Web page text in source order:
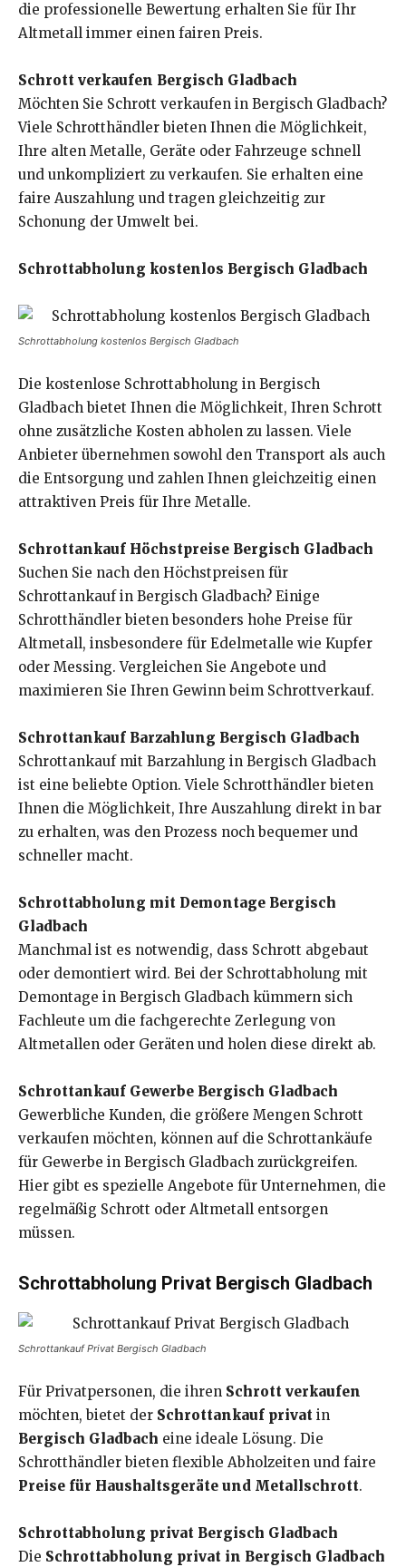
die professionelle Bewertung erhalten Sie für Ihr
Altmetall immer einen fairen Preis.
Schrott verkaufen Bergisch Gladbach
Möchten Sie Schrott verkaufen in Bergisch Gladbach?
Viele Schrotthändler bieten Ihnen die Möglichkeit,
Ihre alten Metalle, Geräte oder Fahrzeuge schnell
und unkompliziert zu verkaufen. Sie erhalten eine
faire Auszahlung und tragen gleichzeitig zur
Schonung der Umwelt bei.
Schrottabholung kostenlos Bergisch Gladbach
Schrottabholung kostenlos Bergisch Gladbach
Die kostenlose Schrottabholung in Bergisch
Gladbach bietet Ihnen die Möglichkeit, Ihren Schrott
ohne zusätzliche Kosten abholen zu lassen. Viele
Anbieter übernehmen sowohl den Transport als auch
die Entsorgung und zahlen Ihnen gleichzeitig einen
attraktiven Preis für Ihre Metalle.
Schrottankauf Höchstpreise Bergisch Gladbach
Suchen Sie nach den Höchstpreisen für
Schrottankauf in Bergisch Gladbach? Einige
Schrotthändler bieten besonders hohe Preise für
Altmetall, insbesondere für Edelmetalle wie Kupfer
oder Messing. Vergleichen Sie Angebote und
maximieren Sie Ihren Gewinn beim Schrottverkauf.
Schrottankauf Barzahlung Bergisch Gladbach
Schrottankauf mit Barzahlung in Bergisch Gladbach
ist eine beliebte Option. Viele Schrotthändler bieten
Ihnen die Möglichkeit, Ihre Auszahlung direkt in bar
zu erhalten, was den Prozess noch bequemer und
schneller macht.
Schrottabholung mit Demontage Bergisch
Gladbach
Manchmal ist es notwendig, dass Schrott abgebaut
oder demontiert wird. Bei der Schrottabholung mit
Demontage in Bergisch Gladbach kümmern sich
Fachleute um die fachgerechte Zerlegung von
Altmetallen oder Geräten und holen diese direkt ab.
Schrottankauf Gewerbe Bergisch Gladbach
Gewerbliche Kunden, die größere Mengen Schrott
verkaufen möchten, können auf die Schrottankäufe
für Gewerbe in Bergisch Gladbach zurückgreifen.
Hier gibt es spezielle Angebote für Unternehmen, die
regelmäßig Schrott oder Altmetall entsorgen
müssen.
Schrottabholung Privat Bergisch Gladbach
Schrottankauf Privat Bergisch Gladbach
Für Privatpersonen, die ihren Schrott verkaufen
möchten, bietet der Schrottankauf privat in
Bergisch Gladbach eine ideale Lösung. Die
Schrotthändler bieten flexible Abholzeiten und faire
Preise für Haushaltsgeräte und Metallschrott.
Schrottabholung privat Bergisch Gladbach
Die Schrottabholung privat in Bergisch Gladbach